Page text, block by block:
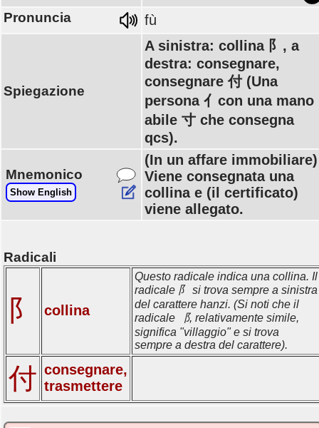
Pronuncia fù
Spiegazione
A sinistra: collina 阝, a
destra: consegnare,
consegnare 付 (Una
persona 亻con una mano
abile 寸 che consegna
qcs).
Mnemonico
Show English
(In un affare immobiliare)
Viene consegnata una
collina e (il certificato)
viene allegato.
Radicali
阝 collina
Questo radicale indica una collina. Il
radicale 阝 si trova sempre a sinistra
del carattere hanzi. (Si noti che il
radicale ⻏, relativamente simile,
significa "villaggio" e si trova
sempre a destra del carattere).
付 consegnare,
trasmettere